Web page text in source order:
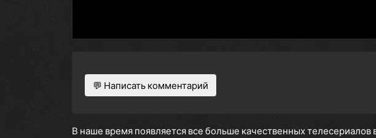
💬 Написать комментарий
В наше время появляется все больше качественных